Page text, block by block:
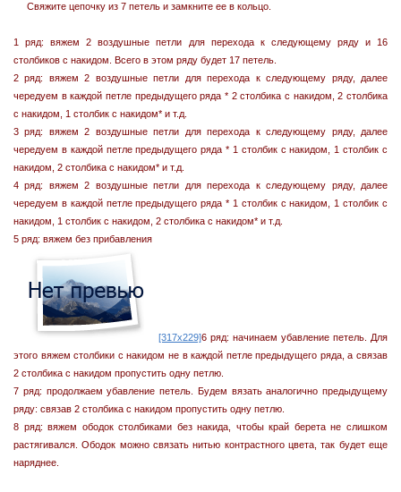
Свяжите цепочку из 7 петель и замкните ее в кольцо.
1 ряд: вяжем 2 воздушные петли для перехода к следующему ряду и 16
столбиков с накидом. Всего в этом ряду будет 17 петель.
2 ряд: вяжем 2 воздушные петли для перехода к следующему ряду, далее
чередуем в каждой петле предыдущего ряда * 2 столбика с накидом, 2 столбика
с накидом, 1 столбик с накидом* и т.д.
3 ряд: вяжем 2 воздушные петли для перехода к следующему ряду, далее
чередуем в каждой петле предыдущего ряда * 1 столбик с накидом, 1 столбик с
накидом, 2 столбика с накидом* и т.д.
4 ряд: вяжем 2 воздушные петли для перехода к следующему ряду, далее
чередуем в каждой петле предыдущего ряда * 1 столбик с накидом, 1 столбик с
накидом, 1 столбик с накидом, 2 столбика с накидом* и т.д.
5 ряд: вяжем без прибавления
[317x229]6 ряд: начинаем убавление петель. Для
этого вяжем столбики с накидом не в каждой петле предыдущего ряда, а связав
2 столбика с накидом пропустить одну петлю.
7 ряд: продолжаем убавление петель. Будем вязать аналогично предыдущему
ряду: связав 2 столбика с накидом пропустить одну петлю.
8 ряд: вяжем ободок столбиками без накида, чтобы край берета не слишком
растягивался. Ободок можно связать нитью контрастного цвета, так будет еще
наряднее.